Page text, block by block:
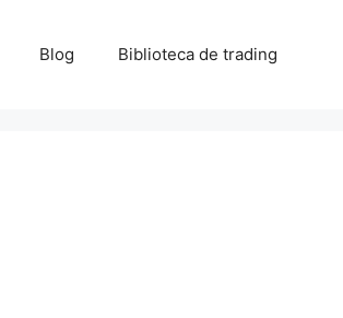
Blog Biblioteca de trading